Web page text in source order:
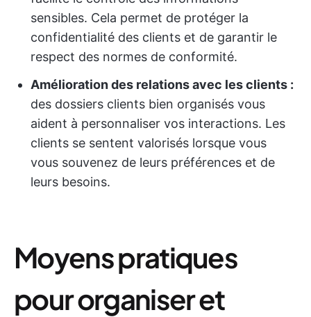
sensibles. Cela permet de protéger la
confidentialité des clients et de garantir le
respect des normes de conformité.
Amélioration des relations avec les clients :
des dossiers clients bien organisés vous
aident à personnaliser vos interactions. Les
clients se sentent valorisés lorsque vous
vous souvenez de leurs préférences et de
leurs besoins.
Moyens pratiques
pour organiser et